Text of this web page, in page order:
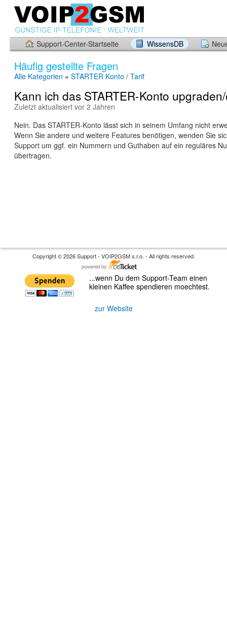
Support-Center-Startseite WissensDB
Häufig gestellte Fragen
Alle Kategorien » STARTER Konto / Tarif
Kann ich das STARTER-Konto
Zuletzt aktualisiert vor 2 Jahren
Nein. Das STARTER-Konto lässt sich in seinem Umfang nicht
Wenn Sie andere und weitere Features benötigen, wenden Sie
Support um ggf. ein Nummern und Guthaben auf ein reguläres
übertragen.
Copyright © 2026 Support - VOIP2GSM s.r.o. - All rights reserved.
...wenn Du dem Support-Team einen
kleinen Kaffee spendieren moechtest.
zur Website